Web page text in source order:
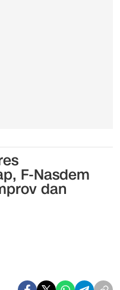
F-Nasdem
dan